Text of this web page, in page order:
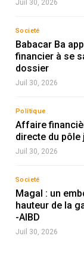
Juil 30, 2026
Societé
Babacar Ba
financier à se
dossier
Juil 30, 2026
Politique
Affaire
directe du
Juil 30, 2026
Societé
Magal : un
hauteur de la
-AIBD
Juil 30, 2026